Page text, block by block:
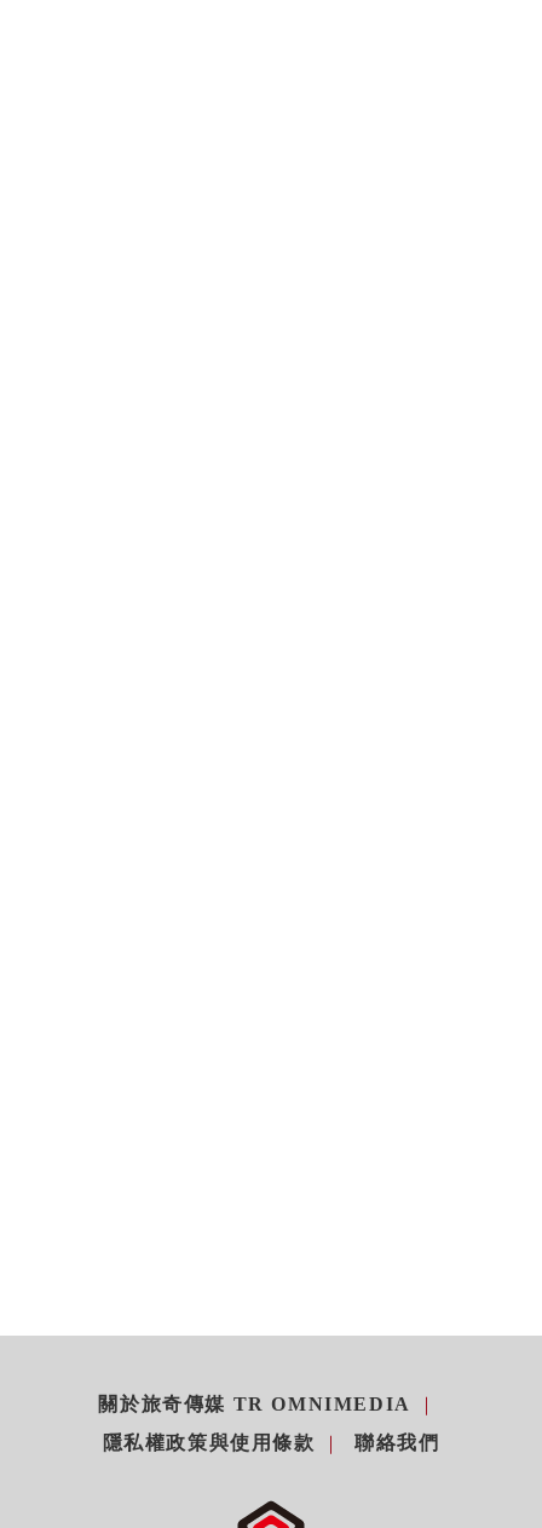
關於旅奇傳媒 TR OMNIMEDIA
隱私權政策與使用條款
聯絡我們